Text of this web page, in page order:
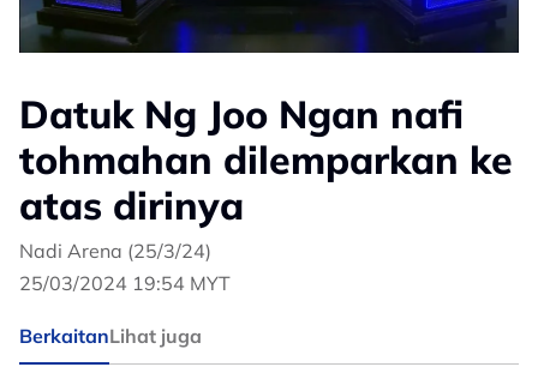
Datuk Ng Joo Ngan nafi
tohmahan dilemparkan ke
atas dirinya
Nadi Arena (25/3/24)
25/03/2024 19:54 MYT
BerkaitanLihat juga